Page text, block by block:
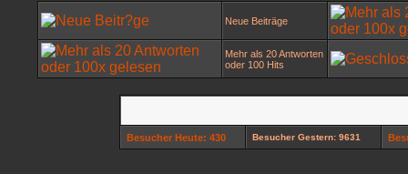
Neue Beiträge
Mehr als 20 Antworten
oder 100 Hits
Besucher Heute: 430 Besucher Gestern: 9631